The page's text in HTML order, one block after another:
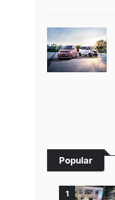
Popular
1